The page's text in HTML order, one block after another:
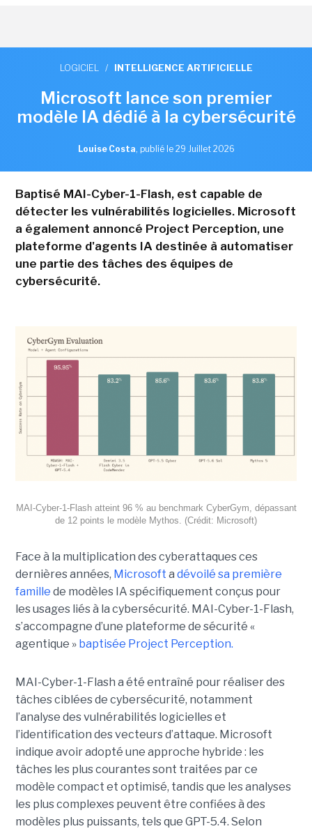
LOGICIEL / INTELLIGENCE ARTIFICIELLE
Microsoft lance son premier
modèle IA dédié à la cybersécurité
Louise Costa, publié le 29 Juillet 2026
Baptisé MAI-Cyber-1-Flash, est capable de
détecter les vulnérabilités logicielles. Microsoft
a également annoncé Project Perception, une
plateforme d'agents IA destinée à automatiser
une partie des tâches des équipes de
cybersécurité.
MAI-Cyber-1-Flash atteint 96 % au benchmark CyberGym, dépassant
de 12 points le modèle Mythos. (Crédit: Microsoft)
Face à la multiplication des cyberattaques ces
dernières années, Microsoft a dévoilé sa première
famille de modèles IA spécifiquement conçus pour
les usages liés à la cybersécurité. MAI-Cyber-1-Flash,
s’accompagne d’une plateforme de sécurité «
agentique » baptisée Project Perception.
MAI-Cyber-1-Flash a été entraîné pour réaliser des
tâches ciblées de cybersécurité, notamment
l’analyse des vulnérabilités logicielles et
l’identification des vecteurs d’attaque. Microsoft
indique avoir adopté une approche hybride : les
tâches les plus courantes sont traitées par ce
modèle compact et optimisé, tandis que les analyses
les plus complexes peuvent être confiées à des
modèles plus puissants, tels que GPT-5.4. Selon